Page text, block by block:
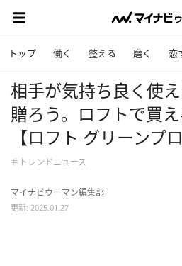
トップ 働く 整える 磨く 恋
相手が気持ち良く使
贈ろう。ロフトで買
【ロフト グリーンプ
＃トレンドニュース
マイナビウーマン編集部
更新: 2025.01.27